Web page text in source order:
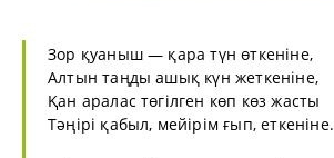
Зор қуаныш — қара түн өткенiне,
Алтын таңды ашық күн жеткенiне,
Қан аралас төгiлген көп көз жасты
Тәңiрi қабыл, мейiрiм ғып, еткенiне.